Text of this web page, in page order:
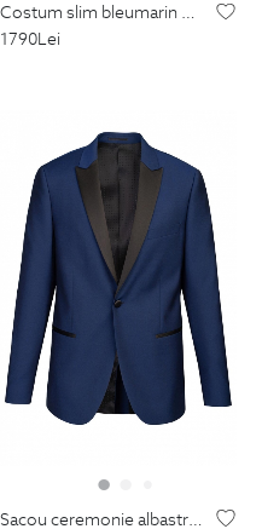
costum slim bleumarin uni
1790Lei
sacou ceremonie albastru uni